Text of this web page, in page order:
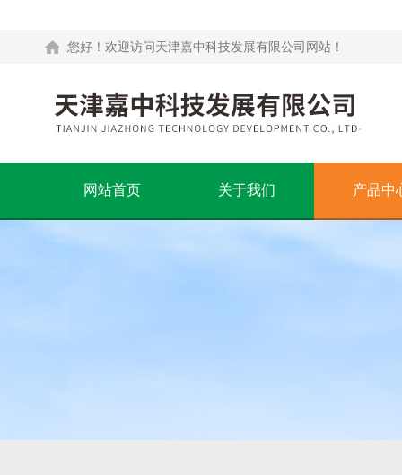
您好！欢迎访问天津嘉中科技发展有限公司网站！
网站首页 关于我们 产品中